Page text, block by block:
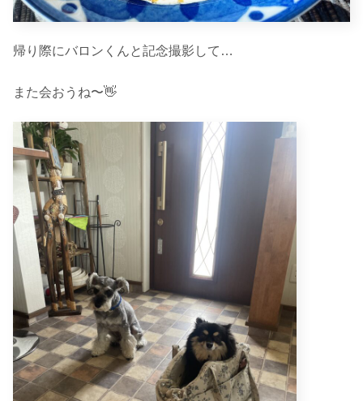
帰り際にバロンくんと記念撮影して…
また会おうね〜👋